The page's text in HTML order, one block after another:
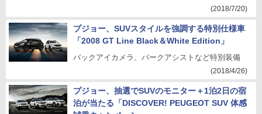
(2018/7/20)
プジョー、SUVスタイルを強調する特別仕様車
「2008 GT Line Black＆White Edition」
バックアイカメラ、パークアシストなど特別装備
(2018/4/26)
プジョー、抽選でSUVのモニター＋1泊2日の宿
泊が当たる「DISCOVER! PEUGEOT SUV 体感